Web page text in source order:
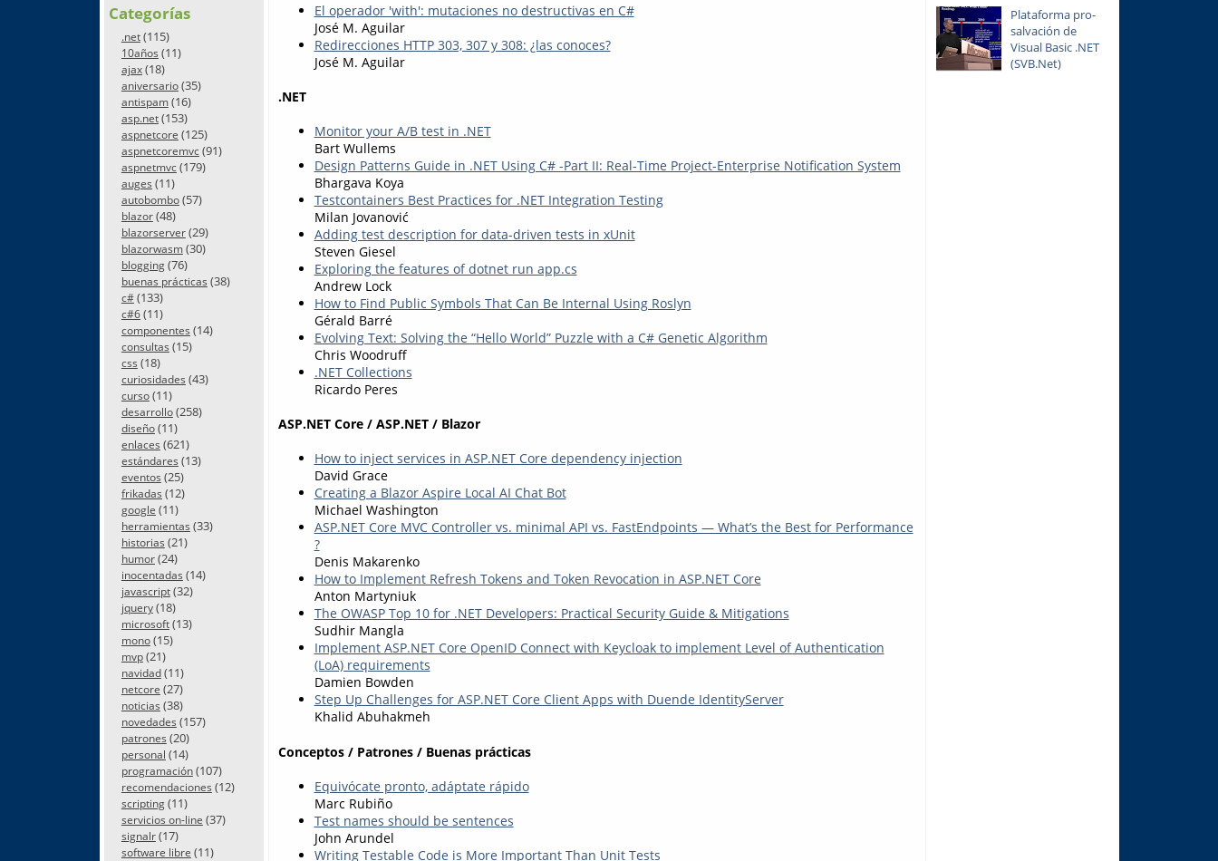
Categorías
.net(115)
10años (11)
ajax(18)
aniversario(35)
antispam(16)
asp.net(153)
aspnetcore (125)
aspnetcoremvc(91)
aspnetmvc(179)
auges (11)
autobombo(57)
blazor(48)
blazorserver(29)
blazorwasm(30)
blogging(76)
buenas prácticas (38)
c#(133)
c#6(11)
componentes (14)
consultas (15)
css (18)
curiosidades (43)
curso(11)
desarrollo(258)
diseño(11)
enlaces (621)
estándares (13)
eventos (25)
frikadas (12)
google (11)
herramientas (33)
historias (21)
humor(24)
inocentadas (14)
javascript(32)
jquery(18)
microsoft(13)
mono(15)
mvp(21)
navidad(11)
netcore (27)
noticias (38)
novedades (157)
patrones (20)
personal (14)
programación(107)
recomendaciones (12)
scripting(11)
servicios on-line (37)
signalr(17)
software libre (11)
El operador 'with': mutaciones no destructivas en C#
José M. Aguilar
Redirecciones HTTP 303, 307 y 308: ¿las conoces?
José M. Aguilar
.NET
Monitor your A/B test in .NET
Bart Wullems
Design Patterns Guide in .NET Using C# -Part II: Real-Time Project-Enterprise Notification System
Bhargava Koya
Testcontainers Best Practices for .NET Integration Testing
Milan Jovanović
Adding test description for data-driven tests in xUnit
Steven Giesel
Exploring the features of dotnet run app.cs
Andrew Lock
How to Find Public Symbols That Can Be Internal Using Roslyn
Gérald Barré
Evolving Text: Solving the “Hello World” Puzzle with a C# Genetic Algorithm
Chris Woodruff
.NET Collections
Ricardo Peres
ASP.NET Core / ASP.NET / Blazor
How to inject services in ASP.NET Core dependency injection
David Grace
Creating a Blazor Aspire Local AI Chat Bot
Michael Washington
ASP.NET Core MVC Controller vs. minimal API vs. FastEndpoints — What’s the Best for Performance
?
Denis Makarenko
How to Implement Refresh Tokens and Token Revocation in ASP.NET Core
Anton Martyniuk
The OWASP Top 10 for .NET Developers: Practical Security Guide & Mitigations
Sudhir Mangla
Implement ASP.NET Core OpenID Connect with Keycloak to implement Level of Authentication
(LoA) requirements
Damien Bowden
Step Up Challenges for ASP.NET Core Client Apps with Duende IdentityServer
Khalid Abuhakmeh
Conceptos / Patrones / Buenas prácticas
Equivócate pronto, adáptate rápido
Marc Rubiño
Test names should be sentences
John Arundel
Writing Testable Code is More Important Than Unit Tests
Plataforma pro-
salvación de
Visual Basic .NET
(SVB.Net)